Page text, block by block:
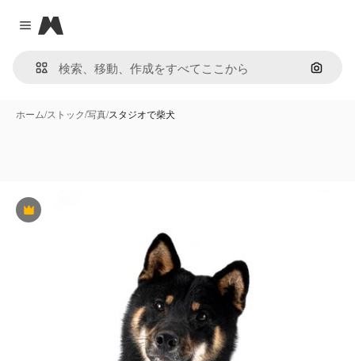
Close menu
Magnific
画像で
ホーム/ストック/写真/スタジオで柴犬
Premium